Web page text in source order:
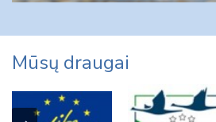
Mūsų draugai